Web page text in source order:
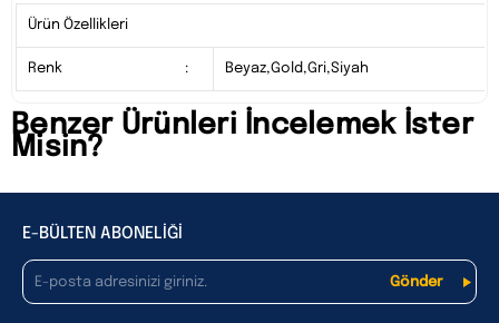
Ürün Özellikleri
Renk : Beyaz,Gold,Gri,Siyah
Benzer Ürünleri İncelemek İster
Misin?
E-BÜLTEN ABONELİĞİ